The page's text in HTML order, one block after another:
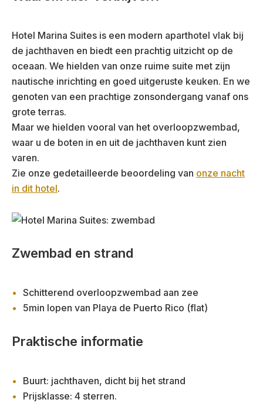
Hotel Marina Suites is een modern aparthotel vlak bij
de jachthaven en biedt een prachtig uitzicht op de
oceaan. We hielden van onze ruime suite met zijn
nautische inrichting en goed uitgeruste keuken. En we
genoten van een prachtige zonsondergang vanaf ons
grote terras.
Maar we hielden vooral van het overloopzwembad,
waar u de boten in en uit de jachthaven kunt zien
varen.
Zie onze gedetailleerde beoordeling van onze nacht
in dit hotel.
Zwembad en strand
Schitterend overloopzwembad aan zee
5min lopen van Playa de Puerto Rico (flat)
Praktische informatie
Buurt: jachthaven, dicht bij het strand
Prijsklasse: 4 sterren.